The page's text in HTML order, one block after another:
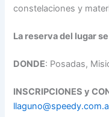
constelaciones y
La reserva del lugar
DONDE: Posadas,
INSCRIPCIONES y